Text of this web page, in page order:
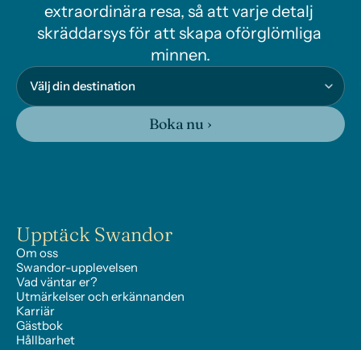
extraordinära resa, så att varje detalj
skräddarsys för att skapa oförglömliga
minnen.
Boka nu ›
Upptäck Swandor
Om oss
Swandor-upplevelsen
Vad väntar er?
Utmärkelser och erkännanden
Karriär
Gästbok
Hållbarhet